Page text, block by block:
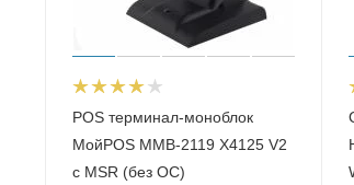
POS терминал-моноблок
МойPOS MMB-2119 X4125 V2
с MSR (без ОС)